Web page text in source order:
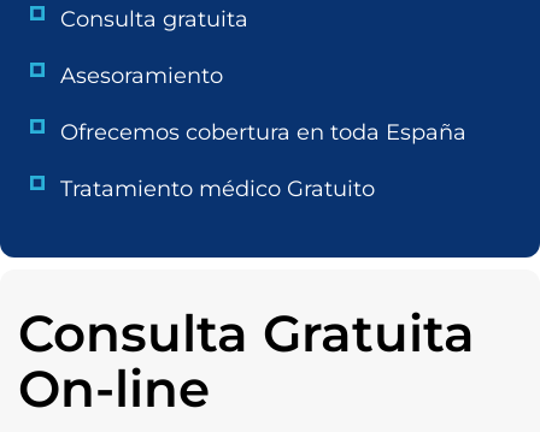
Consulta gratuita
Asesoramiento
Ofrecemos cobertura en toda España
Tratamiento médico Gratuito
Consulta Gratuita
On-line